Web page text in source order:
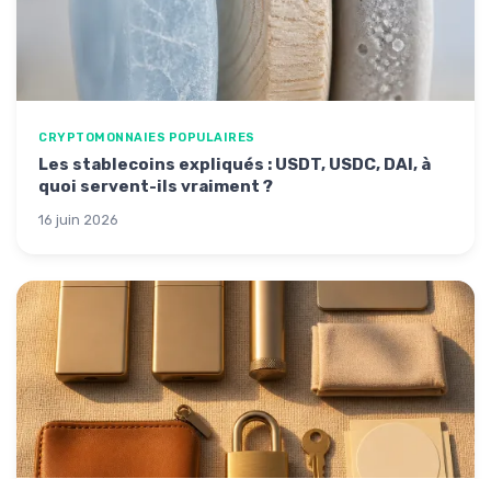
CRYPTOMONNAIES POPULAIRES
Les stablecoins expliqués : USDT, USDC, DAI, à
quoi servent-ils vraiment ?
16 juin 2026